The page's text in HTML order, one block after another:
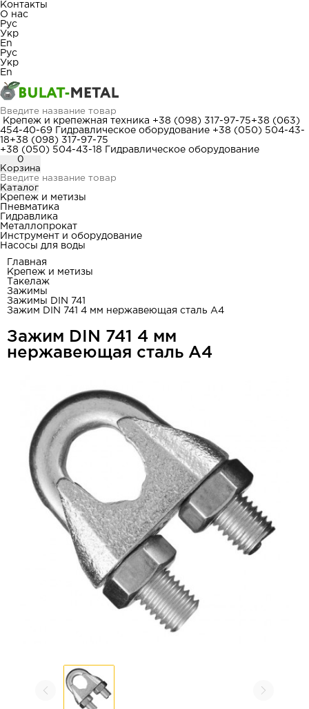
Контакты
О нас
Рус
Укр
En
Рус
Укр
En
Крепеж и крепежная техника +38 (098) 317-97-75+38 (063)
454-40-69
Гидравлическое оборудование +38 (050) 504-43-
18+38 (098) 317-97-75
+38 (050) 504-43-18
Гидравлическое оборудование
0
Корзина
Каталог
Крепеж и метизы
Пневматика
Гидравлика
Металлопрокат
Инструмент и оборудование
Насосы для воды
Главная
Крепеж и метизы
Такелаж
Зажимы
Зажимы DIN 741
Зажим DIN 741 4 мм нержавеющая сталь А4
Зажим DIN 741 4 мм
нержавеющая сталь А4